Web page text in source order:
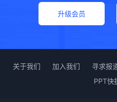
升级会员
关于我们 加入我们 寻求报
PPT快